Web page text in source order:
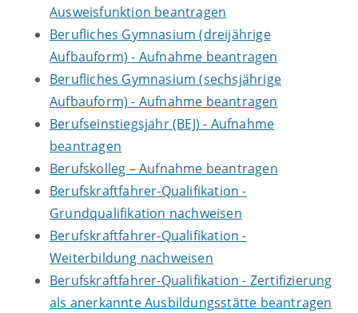
Ausweisfunktion beantragen
Berufliches Gymnasium (dreijährige
Aufbauform) - Aufnahme beantragen
Berufliches Gymnasium (sechsjährige
Aufbauform) - Aufnahme beantragen
Berufseinstiegsjahr (BEJ) - Aufnahme
beantragen
Berufskolleg – Aufnahme beantragen
Berufskraftfahrer-Qualifikation -
Grundqualifikation nachweisen
Berufskraftfahrer-Qualifikation -
Weiterbildung nachweisen
Berufskraftfahrer-Qualifikation - Zertifizierung
als anerkannte Ausbildungsstätte beantragen